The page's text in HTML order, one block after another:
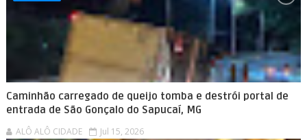
Caminhão carregado de queijo tomba e destrói portal de
entrada de São Gonçalo do Sapucaí, MG
ALÔ ALÔ CIDADE Jul 15, 2026